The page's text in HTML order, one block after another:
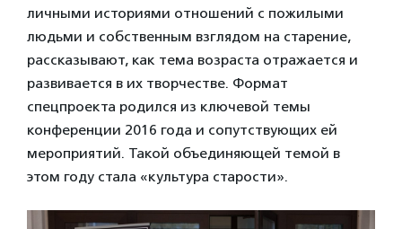
личными историями отношений с пожилыми
людьми и собственным взглядом на старение,
рассказывают, как тема возраста отражается и
развивается в их творчестве. Формат
спецпроекта родился из ключевой темы
конференции 2016 года и сопутствующих ей
мероприятий. Такой объединяющей темой в
этом году стала «культура старости».